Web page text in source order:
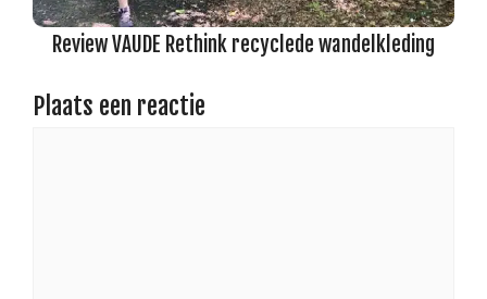
Review VAUDE Rethink recyclede wandelkleding
Plaats een reactie